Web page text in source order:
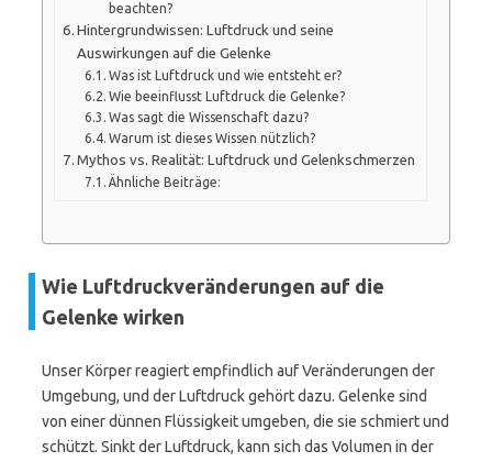
beachten?
Hintergrundwissen: Luftdruck und seine
Auswirkungen auf die Gelenke
Was ist Luftdruck und wie entsteht er?
Wie beeinflusst Luftdruck die Gelenke?
Was sagt die Wissenschaft dazu?
Warum ist dieses Wissen nützlich?
Mythos vs. Realität: Luftdruck und Gelenkschmerzen
Ähnliche Beiträge:
Wie Luftdruckveränderungen auf die
Gelenke wirken
Unser Körper reagiert empfindlich auf Veränderungen der
Umgebung, und der Luftdruck gehört dazu. Gelenke sind
von einer dünnen Flüssigkeit umgeben, die sie schmiert und
schützt. Sinkt der Luftdruck, kann sich das Volumen in der